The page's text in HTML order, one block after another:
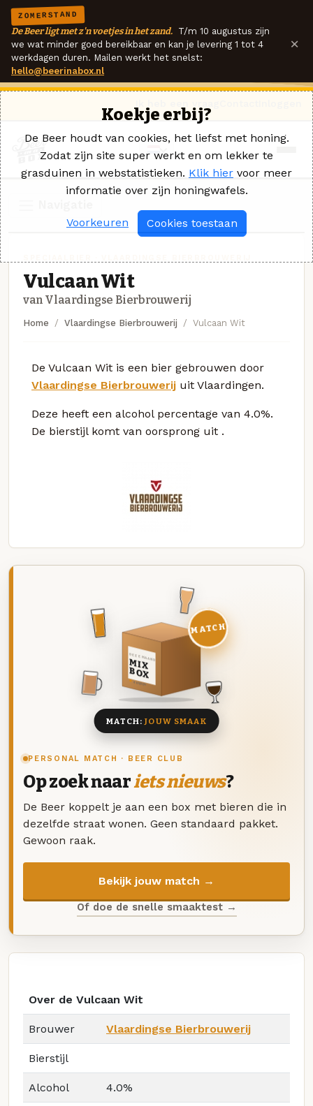
ZOMERSTAND
De Beer ligt met z'n voetjes in het zand. T/m 10 augustus zijn
we wat minder goed bereikbaar en kan je levering 1 tot 4
werkdagen duren. Mailen werkt het snelst:
hello@beerinabox.nl
×
Vulcaan Wit
van Vlaardingse Bierbrouwerij
Home Vlaardingse Bierbrouwerij Vulcaan Wit
De Vulcaan Wit is een bier gebrouwen door
Vlaardingse Bierbrouwerij uit Vlaardingen.
Deze heeft een alcohol percentage van 4.0%.
De bierstijl komt van oorsprong uit .
PERSONAL MATCH · BEER CLUB
Op zoek naariets nieuws?
De Beer koppelt je aan een box met bieren die in
dezelfde straat wonen. Geen standaard pakket.
Gewoon raak.
Bekijk jouw match →
Of doe de snelle smaaktest →
DEZE MAAND
MIX
BOX
8 BIEREN
MATCH
MATCH:JOUW SMAAK
Over de Vulcaan Wit
Brouwer Vlaardingse Bierbrouwerij
Bierstijl
Alcohol 4.0%
Koekje erbij?
De Beer houdt van cookies, het liefst met honing.
Zodat zijn site super werkt en om lekker te
grasduinen in webstatistieken. Klik hier voor meer
informatie over zijn honingwafels.
Voorkeuren Cookies toestaan